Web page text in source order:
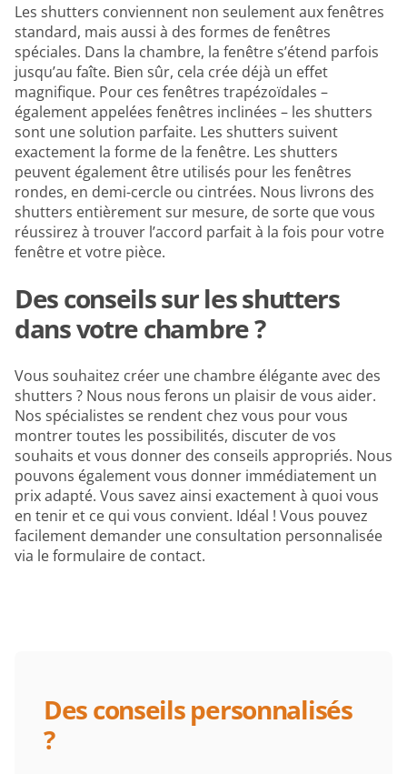
Les shutters conviennent non seulement aux fenêtres
standard, mais aussi à des formes de fenêtres
spéciales. Dans la chambre, la fenêtre s’étend parfois
jusqu’au faîte. Bien sûr, cela crée déjà un effet
magnifique. Pour ces fenêtres trapézoïdales –
également appelées fenêtres inclinées – les shutters
sont une solution parfaite. Les shutters suivent
exactement la forme de la fenêtre. Les shutters
peuvent également être utilisés pour les fenêtres
rondes, en demi-cercle ou cintrées. Nous livrons des
shutters entièrement sur mesure, de sorte que vous
réussirez à trouver l’accord parfait à la fois pour votre
fenêtre et votre pièce.
Des conseils sur les shutters
dans votre chambre ?
Vous souhaitez créer une chambre élégante avec des
shutters ? Nous nous ferons un plaisir de vous aider.
Nos spécialistes se rendent chez vous pour vous
montrer toutes les possibilités, discuter de vos
souhaits et vous donner des conseils appropriés. Nous
pouvons également vous donner immédiatement un
prix adapté. Vous savez ainsi exactement à quoi vous
en tenir et ce qui vous convient. Idéal ! Vous pouvez
facilement demander une consultation personnalisée
via le formulaire de contact.
Des conseils personnalisés
?